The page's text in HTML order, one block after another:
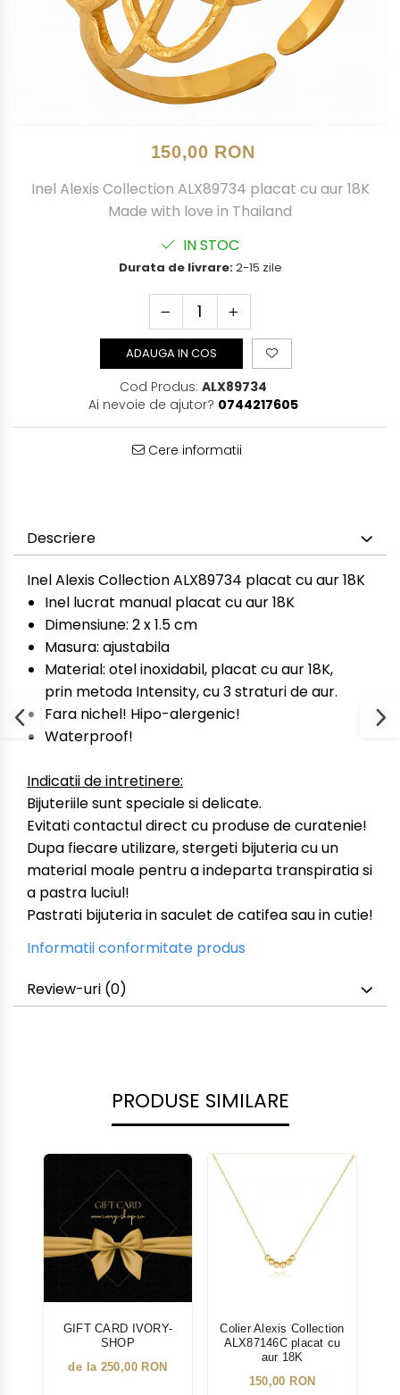
150,00 RON
Inel Alexis Collection ALX89734 placat cu aur 18K
Made with love in Thailand
IN STOC
Durata de livrare:2-15 zile
ADAUGA IN COS
Cod Produs: ALX89734
Ai nevoie de ajutor? 0744217605
Cere informatii
Descriere
Inel Alexis Collection ALX89734 placat cu aur 18K
Inel lucrat manual placat cu aur 18K
Dimensiune: 2 x 1.5 cm
Masura: ajustabila
Material: otel inoxidabil, placat cu aur 18K,
prin metoda Intensity, cu 3 straturi de aur.
Fara nichel! Hipo-alergenic!
Waterproof!
Indicatii de intretinere:
Bijuteriile sunt speciale si delicate.
Evitati contactul direct cu produse de curatenie!
Dupa fiecare utilizare, stergeti bijuteria cu un
material moale pentru a indeparta transpiratia si
a pastra luciul!
Pastrati bijuteria in saculet de catifea sau in cutie!
Informatii conformitate produs
Review-uri (0)
PRODUSE SIMILARE
GIFT CARD IVORY-
SHOP
de la 250,00 RON
NOU
Colier Alexis Collection
ALX87146C placat cu
aur 18K
150,00 RON